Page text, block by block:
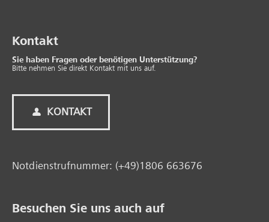
Kontakt
Sie haben Fragen oder benötigen Unterstützung?
Bitte nehmen Sie direkt Kontakt mit uns auf.
KONTAKT
Notdienstrufnummer: (+49)1806 663676
Besuchen Sie uns auch auf